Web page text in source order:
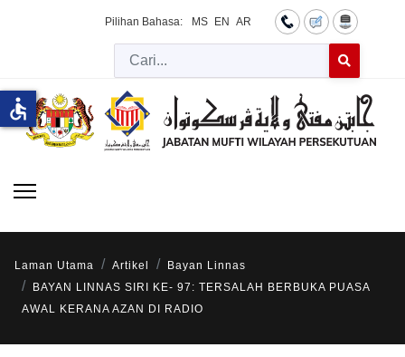
Pilihan Bahasa: MS EN AR
Cari
Laman Utama Artikel
Bayan Linnas
BAYAN LINNAS SIRI KE- 97: TERSALAH BERBUKA PUASA
AWAL KERANA AZAN DI RADIO
accessible